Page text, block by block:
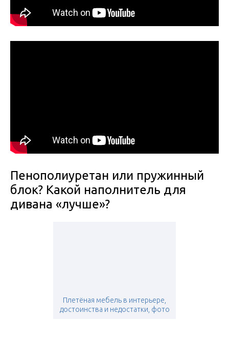
Пенополиуретан или пружинный
блок? Какой наполнитель для
дивана «лучше»?
Плетёная мебель в интерьере,
достоинства и недостатки, фото